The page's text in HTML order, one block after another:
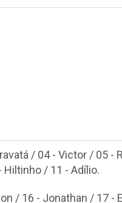
/ 04 - Victor / 05 -
/ 11 - Adílio.
/ 16 - Jonathan / 17 -